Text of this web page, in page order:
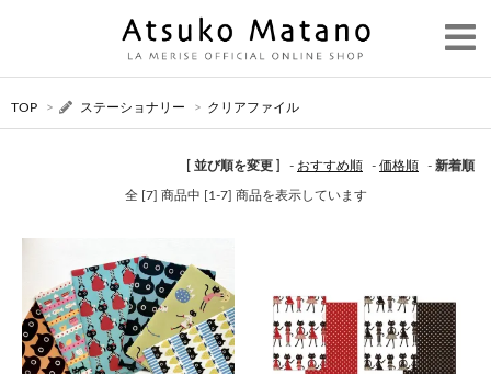
TOP > ステーショナリー > クリアファイル
[ 並び順を変更 ] - おすすめ順 - 価格順 - 新着順
全 [7] 商品中 [1-7] 商品を表示しています